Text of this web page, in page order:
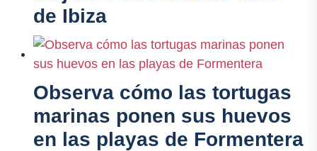
de Ibiza
Observa cómo las tortugas
marinas ponen sus huevos
en las playas de Formentera